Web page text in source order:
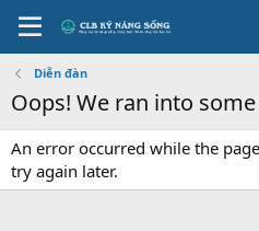
Diễn đàn
Oops! We ran into
An error occurred while the
try again later.